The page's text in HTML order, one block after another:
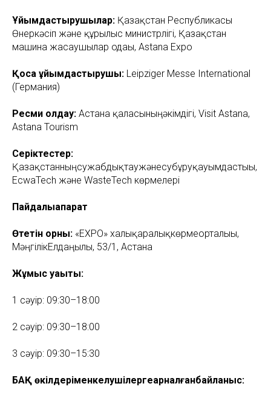
Ұйымдастырушылар: Қазақстан Республикасы
Өнеркәсіп және құрылыс министрлігі, Қазақстан
машина жасаушылар одағы, Astana Expo
Қоса ұйымдастырушы: Leipziger Messe International
(Германия)
Ресми қолдау: Астана қаласыныңәкімдігі, Visit Astana,
Astana Tourism
Серіктестер:
Қазақстанныңсужабдықтаужәнесубұруқауымдастығы,
EcwaTech және WasteTech көрмелері
Пайдалыақпарат
Өтетін орны: «EXPO» халықаралықкөрмеорталығы,
МәңгілікЕлдаңғылы, 53/1, Астана
Жұмыс уақыты:
1 сәуір: 09:30–18:00
2 сәуір: 09:30–18:00
3 сәуір: 09:30–15:30
БАҚ өкілдеріменкелушілергеарналғанбайланыс: